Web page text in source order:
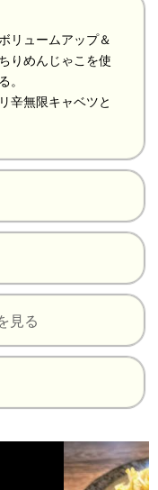
リュームアップ＆
りめんじゃこを使
辛無限キャベツと
見る